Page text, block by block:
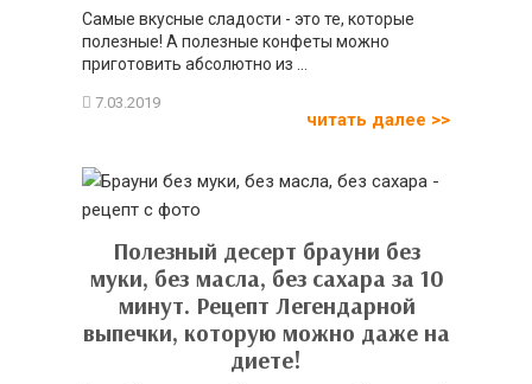
Самые вкусные сладости - это те, которые
полезные! А полезные конфеты можно
приготовить абсолютно из ...
читать далее >>
Полезный десерт брауни без
муки, без масла, без сахара за 10
минут. Рецепт Легендарной
выпечки, которую можно даже на
диете!